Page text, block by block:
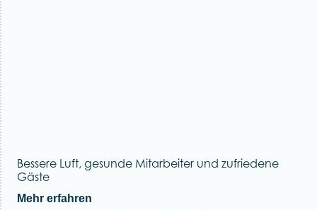
Bessere Luft, gesunde Mitarbeiter und zufriedene
Gäste
Mehr erfahren